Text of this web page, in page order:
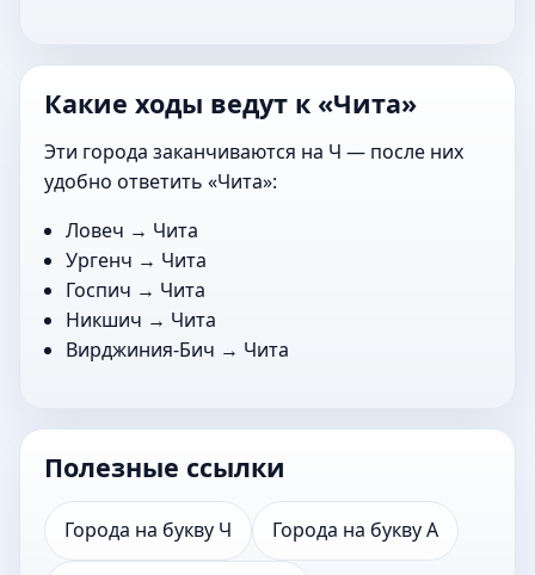
Какие ходы ведут к «Чита»
Эти города заканчиваются на Ч — после них
удобно ответить «Чита»:
Ловеч → Чита
Ургенч → Чита
Госпич → Чита
Никшич → Чита
Вирджиния-Бич → Чита
Полезные ссылки
Города на букву Ч Города на букву А